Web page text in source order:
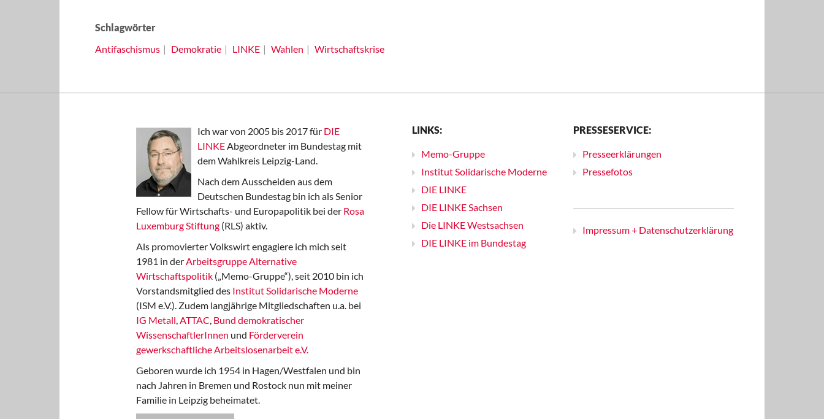
Schlagwörter
Antifaschismus
Demokratie LINKE Wahlen Wirtschaftskrise
Ich war von 2005 bis 2017 für DIE
LINKE Abgeordneter im Bundestag mit
dem Wahlkreis Leipzig-Land.
Nach dem Ausscheiden aus dem
Deutschen Bundestag bin ich als Senior
Fellow für Wirtschafts- und Europapolitik bei der Rosa
Luxemburg Stiftung (RLS) aktiv.
Als promovierter Volkswirt engagiere ich mich seit
1981 in der Arbeitsgruppe Alternative
Wirtschaftspolitik („Memo-Gruppe“), seit 2010 bin ich
Vorstandsmitglied des Institut Solidarische Moderne
(ISM e.V.). Zudem langjährige Mitgliedschaften u.a. bei
IG Metall ATTAC Bund demokratischer
WissenschaftlerInnen und Förderverein
gewerkschaftliche Arbeitslosenarbeit e.V.
Geboren wurde ich 1954 in Hagen/Westfalen und bin
nach Jahren in Bremen und Rostock nun mit meiner
Familie in Leipzig beheimatet.
LINKS:
Memo-Gruppe
Institut Solidarische Moderne
DIE LINKE
DIE LINKE Sachsen
Die LINKE Westsachsen
DIE LINKE im Bundestag
PRESSESERVICE:
Presseerklärungen
Pressefotos
Impressum + Datenschutzerklärung